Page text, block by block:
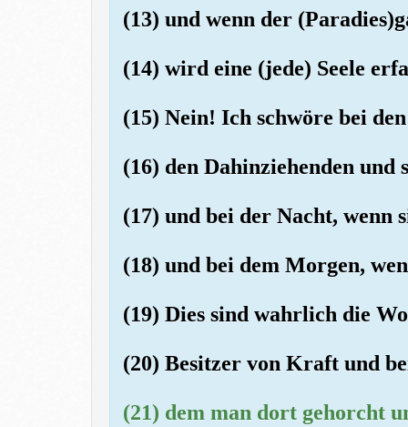
(13) und wenn der
(14) wird eine (jede) Seele
(15) Nein! Ich schwöre bei
(16) den Dahinziehenden und
(17) und bei der Nacht, wenn
(18) und bei dem Morgen,
(19) Dies sind wahrlich die
(20) Besitzer von Kraft und
(21) dem man dort gehorcht